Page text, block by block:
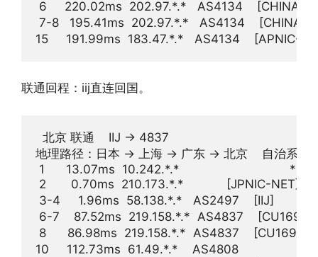
6     220.02ms  202.97.*.*   AS4134
7-8   195.41ms  202.97.*.*   AS4134
联通回程：iij直连回国。
  北京 联通    IIJ -> 4837
地理路径：日本 -> 上海 -> 广东 -> 北京    自治系
1      13.07ms  10.242.*.*                               *
2       0.70ms  210.173.*.*            [JPNIC-NET]
3-4     1.96ms  58.138.*.*   AS2497    [IIJ]
6-7    87.52ms  219.158.*.*  AS4837    [CU169-
8      86.98ms  219.158.*.*  AS4837    [CU169-
10     112.73ms  61.49.*.*    AS4808